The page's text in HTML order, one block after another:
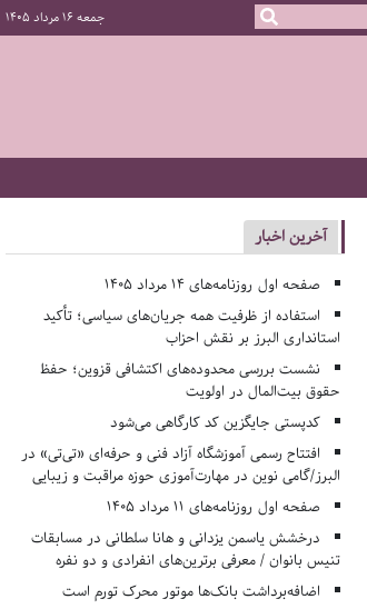
جمعه 16 مرداد 1405
آخرین اخبار
صفحه اول روزنامه‌های 14 مرداد 1405
استفاده از ظرفیت همه جریان‌های سیاسی؛ تأکید
استانداری البرز بر نقش احزاب
نشست بررسی محدوده‌های اکتشافی قزوین؛ حفظ
حقوق بیت‌المال در اولویت
کدپستی جایگزین کد کارگاهی می‌شود
افتتاح رسمی آموزشگاه آزاد فنی و حرفه‌ای «تی‌تی» در
البرز/گامی نوین در مهارت‌آموزی حوزه مراقبت و زیبایی
صفحه اول روزنامه‌های 11 مرداد 1405
درخشش یاسمن یزدانی و هانا سلطانی در مسابقات
تنیس بانوان / معرفی برترین‌های انفرادی و دو نفره
اضافه‌برداشت بانک‌ها موتور محرک تورم است